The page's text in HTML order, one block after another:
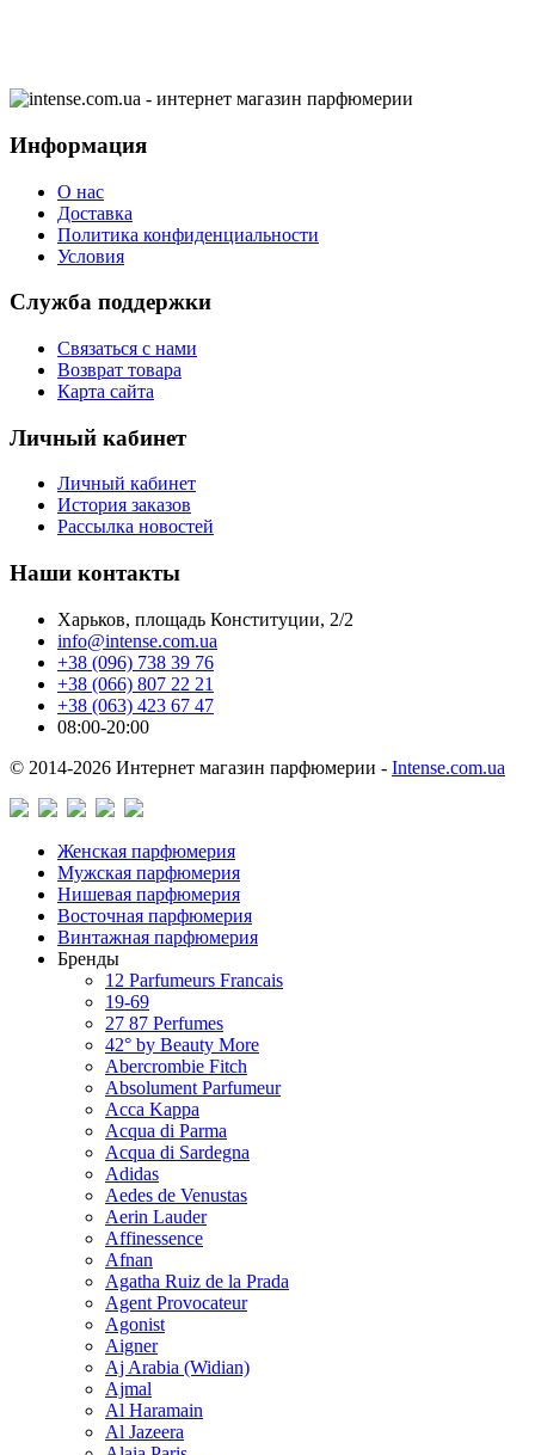
Информация
О нас
Доставка
Политика конфиденциальности
Условия
Служба поддержки
Связаться с нами
Возврат товара
Карта сайта
Личный кабинет
Личный кабинет
История заказов
Рассылка новостей
Наши контакты
Харьков, площадь Конституции, 2/2
info@intense.com.ua
+38 (096) 738 39 76
+38 (066) 807 22 21
+38 (063) 423 67 47
08:00-20:00
© 2014-2026 Интернет магазин парфюмерии - Intense.com.ua
Женская парфюмерия
Мужская парфюмерия
Нишевая парфюмерия
Восточная парфюмерия
Винтажная парфюмерия
Бренды
12 Parfumeurs Francais
19-69
27 87 Perfumes
42° by Beauty More
Abercrombie Fitch
Absolument Parfumeur
Acca Kappa
Acqua di Parma
Acqua di Sardegna
Adidas
Aedes de Venustas
Aerin Lauder
Affinessence
Afnan
Agatha Ruiz de la Prada
Agent Provocateur
Agonist
Aigner
Aj Arabia (Widian)
Ajmal
Al Haramain
Al Jazeera